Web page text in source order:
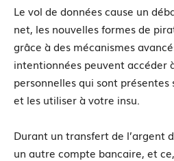
Le vol de données cause un
net, les nouvelles formes de
grâce à des mécanismes
intentionnées peuvent accéder
personnelles qui sont
et les utiliser à votre insu.
Durant un transfert de l’argent
un autre compte bancaire, et